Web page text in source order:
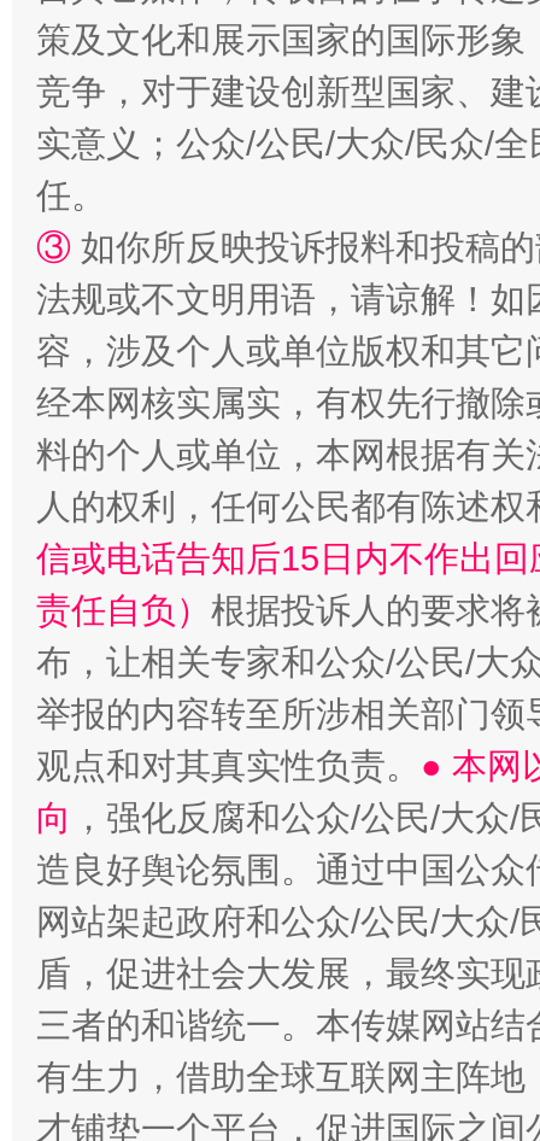
“蜀中异人”王建安的艺术幻境
策及文化和展示国家的国际形
竞争，对于建设创新型国家、
实意义；公众/公民/大众/民众/
任。
③ 如你所反映投诉报料和投稿
法规或不文明用语，请谅解！
容，涉及个人或单位版权和其它
经本网核实属实，有权先行撤
料的个人或单位，本网根据有
人的权利，任何公民都有陈述
信或电话告知后15日内不作出
责任自负） 根据投诉人的要求将
布，让相关专家和公众/公民/大
举报的内容转至所涉相关部门
观点和对其真实性负责。 ● 本网
向 ，强化反腐和公众/公民/大众
造良好舆论氛围。通过中国公
网站架起政府和公众/公民/大众
盾，促进社会大发展，最终实
三者的和谐统一。本传媒网站
有生力，借助全球互联网主阵
才铺垫一个平台，促进国际之